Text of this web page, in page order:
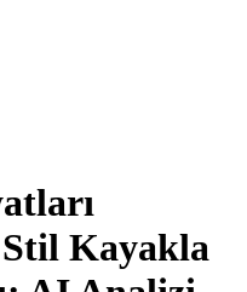
Kayakla